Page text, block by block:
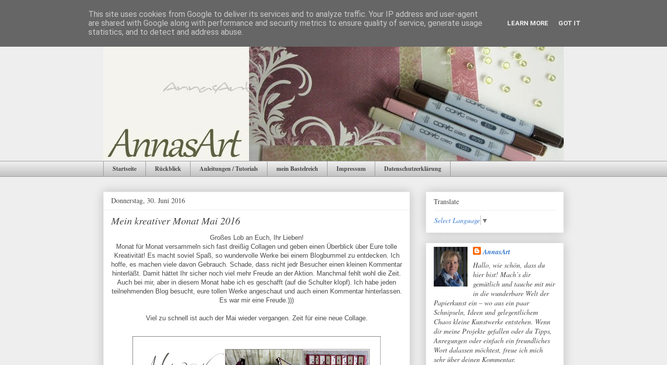
Startseite Rückblick Anleitungen / Tutorials mein Bastelreich Impressum Datenschutzerklärung
Donnerstag, 30. Juni 2016
Mein kreativer Monat Mai 2016
Großes Lob an Euch, Ihr Lieben!
Monat für Monat versammeln sich fast dreißig Collagen und geben einen Überblick über Eure tolle
Kreativität! Es macht soviel Spaß, so wundervolle Werke bei einem Blogbummel zu entdecken. Ich
hoffe, es machen viele davon Gebrauch. Schade, dass nicht jedr Besucher einen kleinen Kommentar
hinterläßt. Damit hättet Ihr sicher noch viel mehr Freude an der Aktion. Manchmal fehlt wohl die Zeit.
Auch bei mir, aber in diesem Monat habe ich es geschafft (auf die Schulter klopf). Ich habe jeden
teilnehmenden Blog besucht, eure tollen Werke angeschaut und auch einen Kommentar hinterlassen.
Es war mir eine Freude.)))
Viel zu schnell ist auch der Mai wieder vergangen. Zeit für eine neue Collage.
Translate
Select Language ▼
AnnasArt
Hallo, wie schön, dass du
hier bist! Mach’s dir
gemütlich und tauche mit mir
in die wunderbare Welt der
Papierkunst ein – wo aus ein paar
Schnipseln, Ideen und gelegentlichem
Chaos kleine Kunstwerke entstehen. Wenn
dir meine Projekte gefallen oder du Tipps,
Anregungen oder einfach ein freundliches
Wort dalassen möchtest, freue ich mich
sehr über deinen Kommentar.
This site uses cookies from Google to deliver its services and to analyze traffic. Your IP address and user-agent
are shared with Google along with performance and security metrics to ensure quality of service, generate usage
statistics, and to detect and address abuse.
LEARN MORE GOT IT